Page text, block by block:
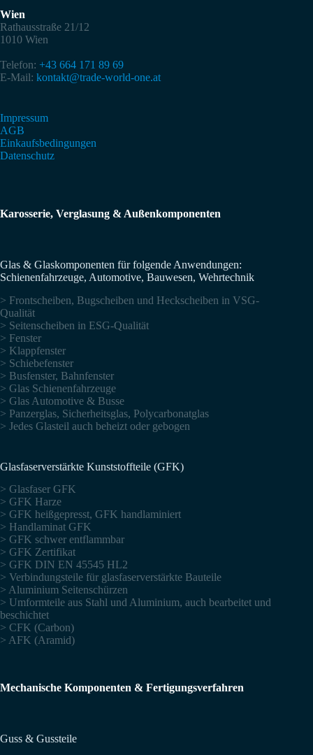
Wien
Rathausstraße 21/12
1010 Wien
Telefon: +43 664 171 89 69
E-Mail: kontakt@trade-world-one.at
Impressum
AGB
Einkaufsbedingungen
Datenschutz
Karosserie, Verglasung & Außenkomponenten
Glas & Glaskomponenten für folgende Anwendungen:
Schienenfahrzeuge, Automotive, Bauwesen, Wehrtechnik
> Frontscheiben, Bugscheiben und Heckscheiben in VSG-
Qualität
> Seitenscheiben in ESG-Qualität
> Fenster
> Klappfenster
> Schiebefenster
> Busfenster, Bahnfenster
> Glas Schienenfahrzeuge
> Glas Automotive & Busse
> Panzerglas, Sicherheitsglas, Polycarbonatglas
> Jedes Glasteil auch beheizt oder gebogen
Glasfaserverstärkte Kunststoffteile (GFK)
> Glasfaser GFK
> GFK Harze
> GFK heißgepresst, GFK handlaminiert
> Handlaminat GFK
> GFK schwer entflammbar
> GFK Zertifikat
> GFK DIN EN 45545 HL2
> Verbindungsteile für glasfaserverstärkte Bauteile
> Aluminium Seitenschürzen
> Umformteile aus Stahl und Aluminium, auch bearbeitet und
beschichtet
> CFK (Carbon)
> AFK (Aramid)
Mechanische Komponenten & Fertigungsverfahren
Guss & Gussteile